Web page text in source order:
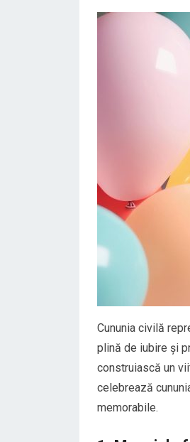
Cununia civilă
plină de iubire și
construiască un
celebrează
memorabile.